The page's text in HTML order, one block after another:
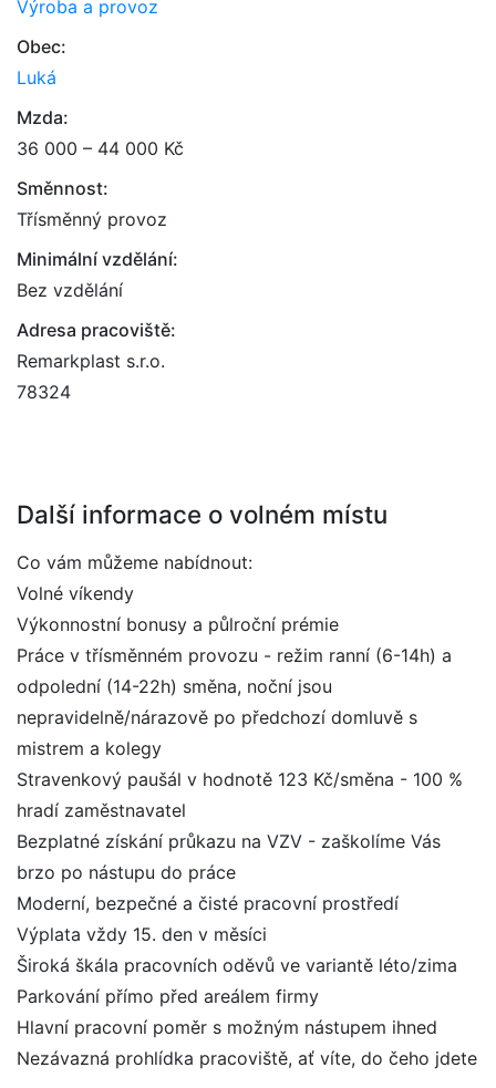
Výroba a provoz
Obec:
Luká
Mzda:
36 000 – 44 000 Kč
Směnnost:
Třísměnný provoz
Minimální vzdělání:
Bez vzdělání
Adresa pracoviště:
Remarkplast s.r.o.
78324
Další informace o volném místu
Co vám můžeme nabídnout:
Volné víkendy
Výkonnostní bonusy a půlroční prémie
Práce v třísměnném provozu - režim ranní (6-14h) a
odpolední (14-22h) směna, noční jsou
nepravidelně/nárazově po předchozí domluvě s
mistrem a kolegy
Stravenkový paušál v hodnotě 123 Kč/směna - 100 %
hradí zaměstnavatel
Bezplatné získání průkazu na VZV - zaškolíme Vás
brzo po nástupu do práce
Moderní, bezpečné a čisté pracovní prostředí
Výplata vždy 15. den v měsíci
Široká škála pracovních oděvů ve variantě léto/zima
Parkování přímo před areálem firmy
Hlavní pracovní poměr s možným nástupem ihned
Nezávazná prohlídka pracoviště, ať víte, do čeho jdete